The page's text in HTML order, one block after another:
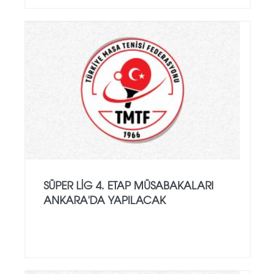
SÜPER LIG 4. ETAP MÜSABAKALARI
ANKARA'DA YAPILACAK